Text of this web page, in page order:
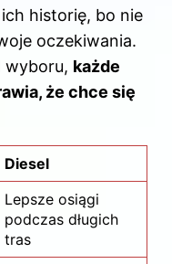
historię, bo nie
oczekiwania.
wyboru, każde
że chce się
Diesel
Lepsze osiągi
podczas długich
tras